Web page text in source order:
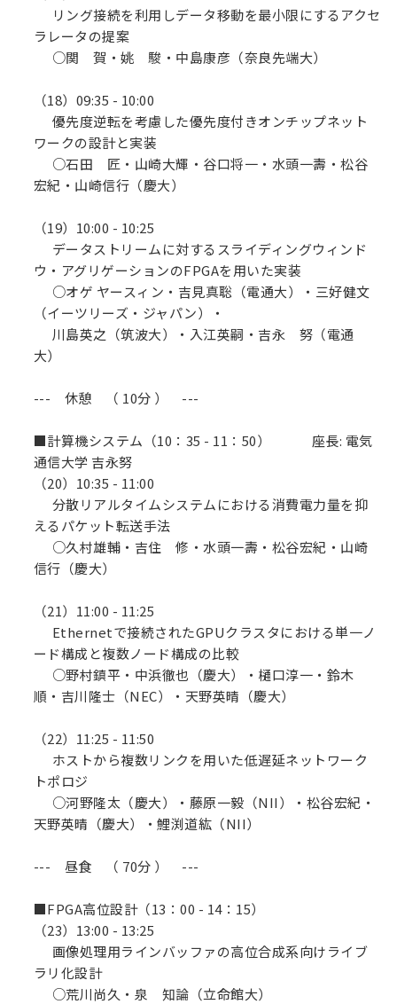
リング接続を利用しデータ移動を最小限にするアクセ
ラレータの提案
○関 賀・姚 駿・中島康彦（奈良先端大）
（18）09:35 - 10:00
優先度逆転を考慮した優先度付きオンチップネット
ワークの設計と実装
○石田 匠・山崎大輝・谷口将一・水頭一壽・松谷
宏紀・山崎信行（慶大）
（19）10:00 - 10:25
データストリームに対するスライディングウィンド
ウ・アグリゲーションのFPGAを用いた実装
○オゲ ヤースィン・吉見真聡（電通大）・三好健文
（イーツリーズ・ジャパン）・
川島英之（筑波大）・入江英嗣・吉永 努（電通
大）
--- 休憩 （ 10分 ） ---
■計算機システム（10：35 - 11：50） 座長: 電気
通信大学 吉永努
（20）10:35 - 11:00
分散リアルタイムシステムにおける消費電力量を抑
えるパケット転送手法
○久村雄輔・吉住 修・水頭一壽・松谷宏紀・山崎
信行（慶大）
（21）11:00 - 11:25
Ethernetで接続されたGPUクラスタにおける単一ノ
ード構成と複数ノード構成の比較
○野村鎮平・中浜徹也（慶大）・樋口淳一・鈴木
順・吉川隆士（NEC）・天野英晴（慶大）
（22）11:25 - 11:50
ホストから複数リンクを用いた低遅延ネットワーク
トポロジ
○河野隆太（慶大）・藤原一毅（NII）・松谷宏紀・
天野英晴（慶大）・鯉渕道紘（NII）
--- 昼食 （ 70分 ） ---
■FPGA高位設計（13：00 - 14：15）
（23）13:00 - 13:25
画像処理用ラインバッファの高位合成系向けライブ
ラリ化設計
○荒川尚久・泉 知論（立命館大）